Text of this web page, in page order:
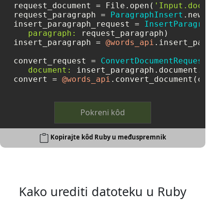
request_document = File.open( 'Input.docx'
request_paragraph = ParagraphInsert .new({
insert_paragraph_request =
paragraph:
request_paragraph)
insert_paragraph = @words_api
convert_request = ConvertDocumentRequest
document:
convert = @words_api
Pokreni kôd
Kopirajte kôd Ruby u međuspremnik
Kako urediti datoteku u Ruby